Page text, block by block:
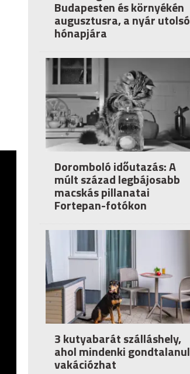
Budapesten és környékén
augusztusra, a nyár utolsó
hónapjára
Doromboló időutazás: A
múlt század legbájosabb
macskás pillanatai
Fortepan-fotókon
3 kutyabarát szálláshely,
ahol mindenki gondtalanul
vakációzhat